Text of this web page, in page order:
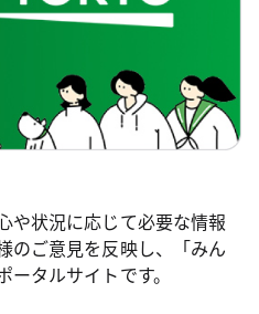
や状況に応じて必要な情報
のご意見を反映し、「みん
タルサイトです。